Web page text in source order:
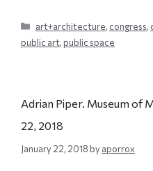
Categories
art+architecture, congress,
public art,public space
Adrian Piper. Museum of
22, 2018
January 22, 2018 byaporrox